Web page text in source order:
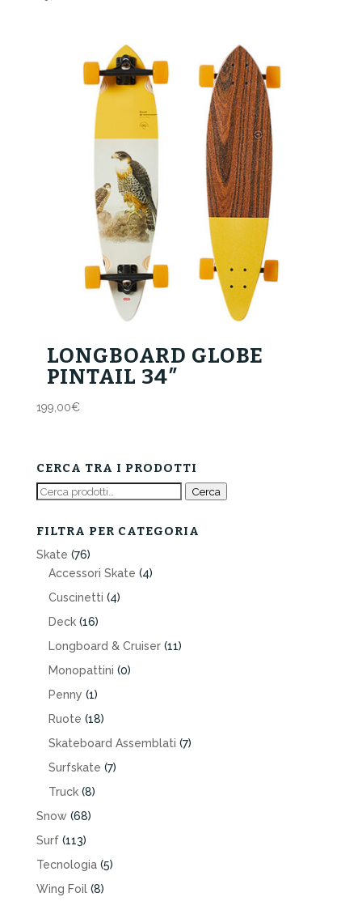
LONGBOARD GLOBE
PINTAIL 34″
199,00€
CERCA TRA I PRODOTTI
Cerca: Cerca
FILTRA PER CATEGORIA
Skate (76)
Accessori Skate (4)
Cuscinetti (4)
Deck (16)
Longboard & Cruiser (11)
Monopattini (0)
Penny (1)
Ruote (18)
Skateboard Assemblati (7)
Surfskate (7)
Truck (8)
Snow (68)
Surf (113)
Tecnologia (5)
Wing Foil (8)